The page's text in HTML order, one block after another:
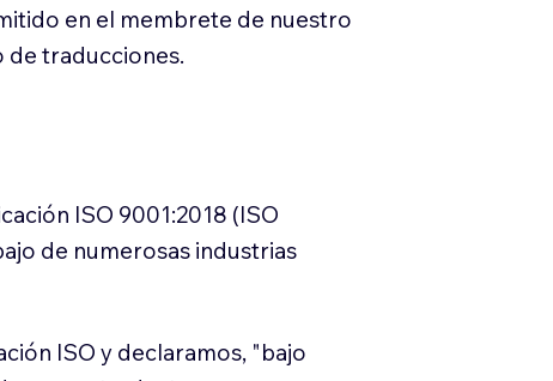
en el membrete de nuestro
traducciones.
ISO 9001:2018 (ISO
de numerosas industrias
ISO y declaramos, "bajo